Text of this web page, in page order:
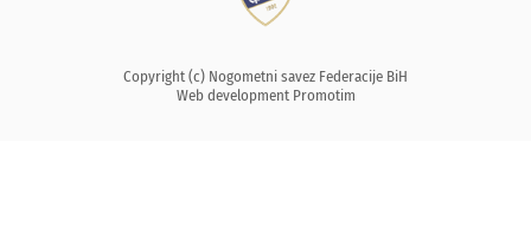
Copyright (c) Nogometni savez Federacije BiH
Web development Promotim